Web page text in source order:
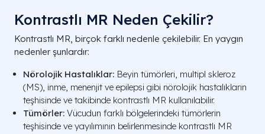
Kontrastlı MR Neden Çekilir?
Kontrastlı MR, birçok farklı nedenle çekilebilir. En yaygın
nedenler şunlardır:
Nörolojik Hastalıklar: Beyin tümörleri, multipl skleroz
(MS), inme, menenjit ve epilepsi gibi nörolojik hastalıkların
teşhisinde ve takibinde kontrastlı MR kullanılabilir.
Tümörler: Vücudun farklı bölgelerindeki tümörlerin
teşhisinde ve yayılımının belirlenmesinde kontrastlı MR